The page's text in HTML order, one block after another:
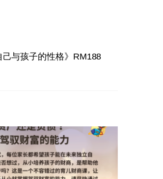
与孩子的性格》RM188